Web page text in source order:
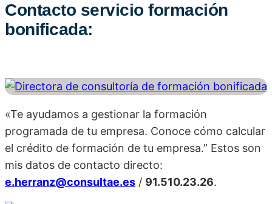
Contacto servicio formación
bonificada:
«Te ayudamos a gestionar la formación
programada de tu empresa. Conoce cómo calcular
el crédito de formación de tu empresa.” Estos son
mis datos de contacto directo:
e.herranz@consultae.es / 91.510.23.26.